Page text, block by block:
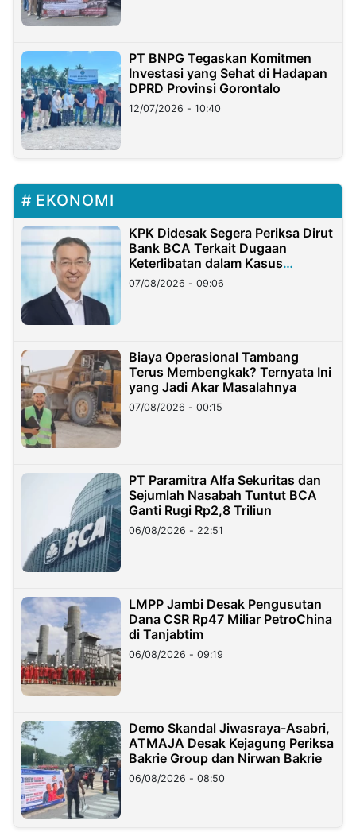
PT BNPG Tegaskan Komitmen
Investasi yang Sehat di Hadapan
DPRD Provinsi Gorontalo
12/07/2026 - 10:40
EKONOMI
KPK Didesak Segera Periksa Dirut
Bank BCA Terkait Dugaan
Keterlibatan dalam Kasus
Hilangnya Dana Nasabah Rp2,58
Miliar
07/08/2026 - 09:06
Biaya Operasional Tambang
Terus Membengkak? Ternyata Ini
yang Jadi Akar Masalahnya
07/08/2026 - 00:15
PT Paramitra Alfa Sekuritas dan
Sejumlah Nasabah Tuntut BCA
Ganti Rugi Rp2,8 Triliun
06/08/2026 - 22:51
LMPP Jambi Desak Pengusutan
Dana CSR Rp47 Miliar PetroChina
di Tanjabtim
06/08/2026 - 09:19
Demo Skandal Jiwasraya-Asabri,
ATMAJA Desak Kejagung Periksa
Bakrie Group dan Nirwan Bakrie
06/08/2026 - 08:50